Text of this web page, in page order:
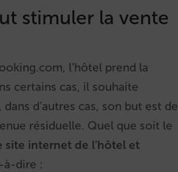
stimuler la vente
l’hôtel prend la
certains cas, il souhaite
d’autres cas, son but est de
résiduelle. Quel que soit le
site internet de l’hôtel et
à-dire :